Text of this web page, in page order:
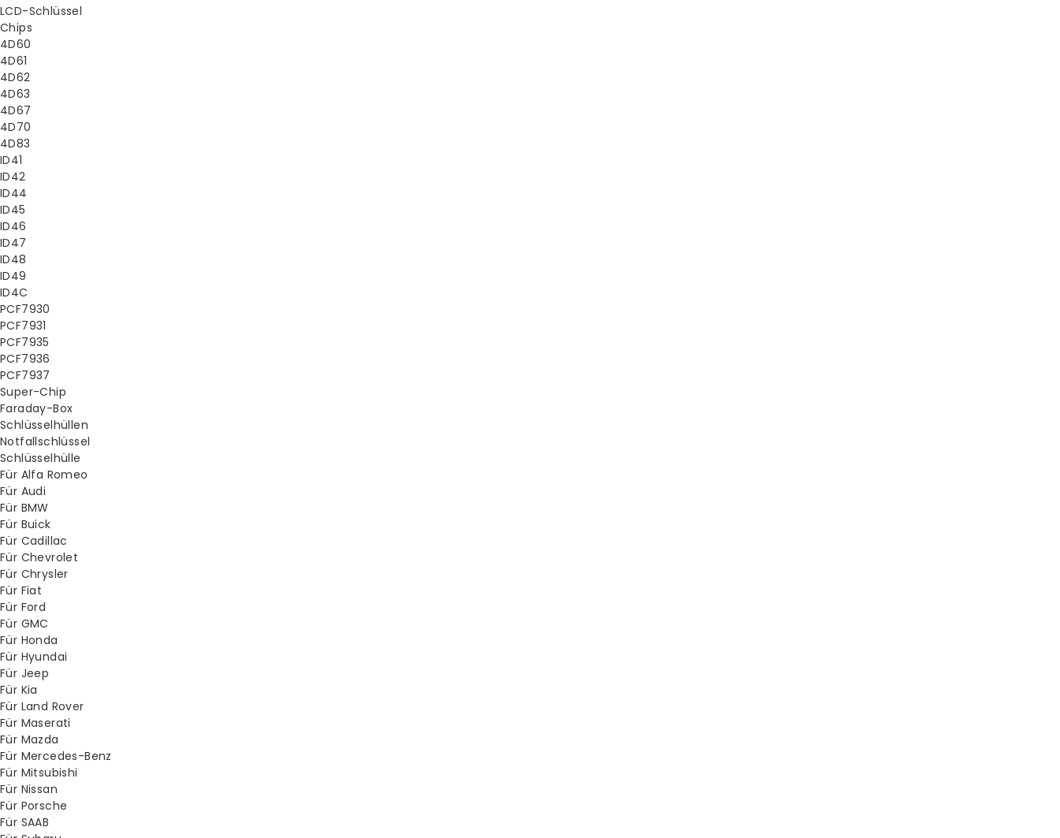
LCD-Schlüssel
Chips
4D60
4D61
4D62
4D63
4D67
4D70
4D83
ID41
ID42
ID44
ID45
ID46
ID47
ID48
ID49
ID4C
PCF7930
PCF7931
PCF7935
PCF7936
PCF7937
Super-Chip
Faraday-Box
Schlüsselhüllen
Notfallschlüssel
Schlüsselhülle
Für Alfa Romeo
Für Audi
Für BMW
Für Buick
Für Cadillac
Für Chevrolet
Für Chrysler
Für Fiat
Für Ford
Für GMC
Für Honda
Für Hyundai
Für Jeep
Für Kia
Für Land Rover
Für Maserati
Für Mazda
Für Mercedes-Benz
Für Mitsubishi
Für Nissan
Für Porsche
Für SAAB